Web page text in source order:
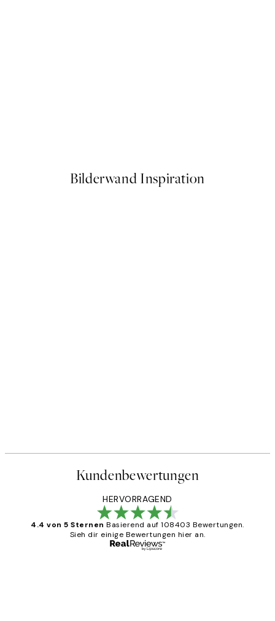
Bilderwand Inspiration
Kundenbewertungen
HERVORRAGEND
4.4 von 5 Sternen Basierend auf 108403 Bewertungen.
Sieh dir einige Bewertungen hier an.